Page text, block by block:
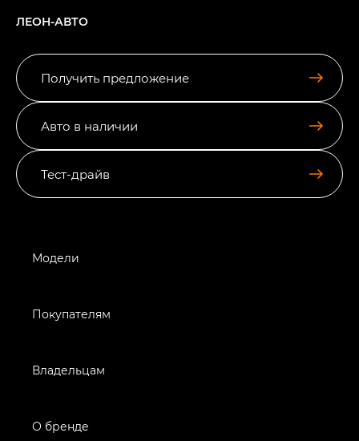
Получить предложение
Авто в наличии
Тест-драйв
ЛЕОН-АВТО
Модели
Покупателям
Владельцам
О бренде